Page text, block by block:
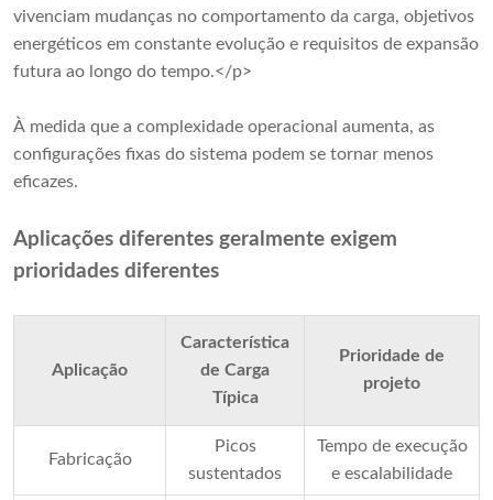
vivenciam mudanças no comportamento da carga, objetivos
energéticos em constante evolução e requisitos de expansão
futura ao longo do tempo.</p>
À medida que a complexidade operacional aumenta, as
configurações fixas do sistema podem se tornar menos
eficazes.
Aplicações diferentes geralmente exigem
prioridades diferentes
Aplicação
Característica
de Carga
Típica
Prioridade de
projeto
Fabricação
Picos
sustentados
Tempo de execução
e escalabilidade